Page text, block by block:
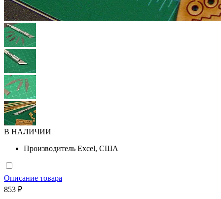
В НАЛИЧИИ
Производитель Excel, США
Описание товара
853 ₽